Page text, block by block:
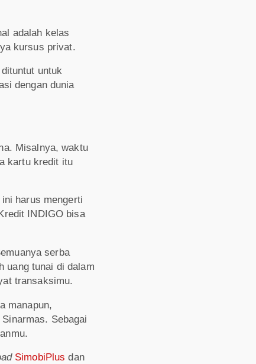
adalah kelas
kursus privat.
untuk
dengan dunia
Misalnya, waktu
kartu kredit itu
harus mengerti
INDIGO bisa
serba
uang tunai di dalam
transaksimu.
manapun,
Sebagai
SimobiPlus dan